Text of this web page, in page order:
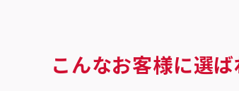
こんなお客様に選